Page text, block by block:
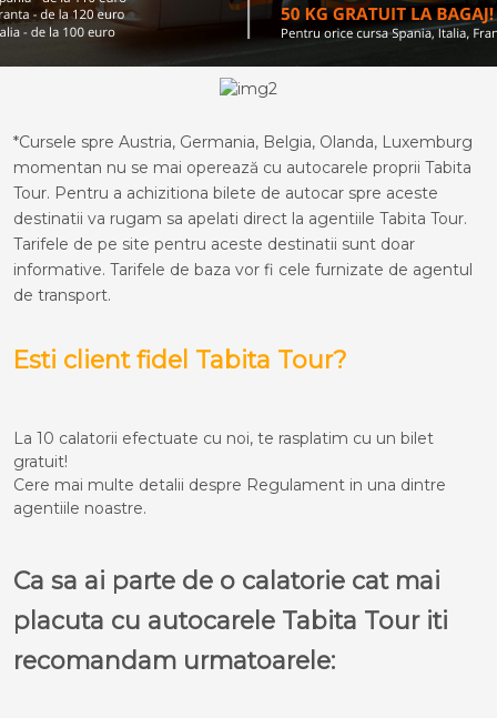
*Cursele spre Austria, Germania, Belgia, Olanda, Luxemburg
momentan nu se mai operează cu autocarele proprii Tabita
Tour. Pentru a achizitiona bilete de autocar spre aceste
destinatii va rugam sa apelati direct la agentiile Tabita Tour.
Tarifele de pe site pentru aceste destinatii sunt doar
informative. Tarifele de baza vor fi cele furnizate de agentul
de transport.
Esti client fidel Tabita Tour?
La 10 calatorii efectuate cu noi, te rasplatim cu un bilet
gratuit!
Cere mai multe detalii despre Regulament in una dintre
agentiile noastre.
Ca sa ai parte de o calatorie cat mai
placuta cu autocarele Tabita Tour iti
recomandam urmatoarele: